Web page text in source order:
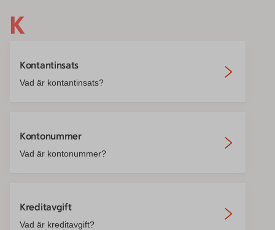
K
Kontantinsats
Vad är kontantinsats?
Kontonummer
Vad är kontonummer?
Kreditavgift
Vad är kreditavgift?